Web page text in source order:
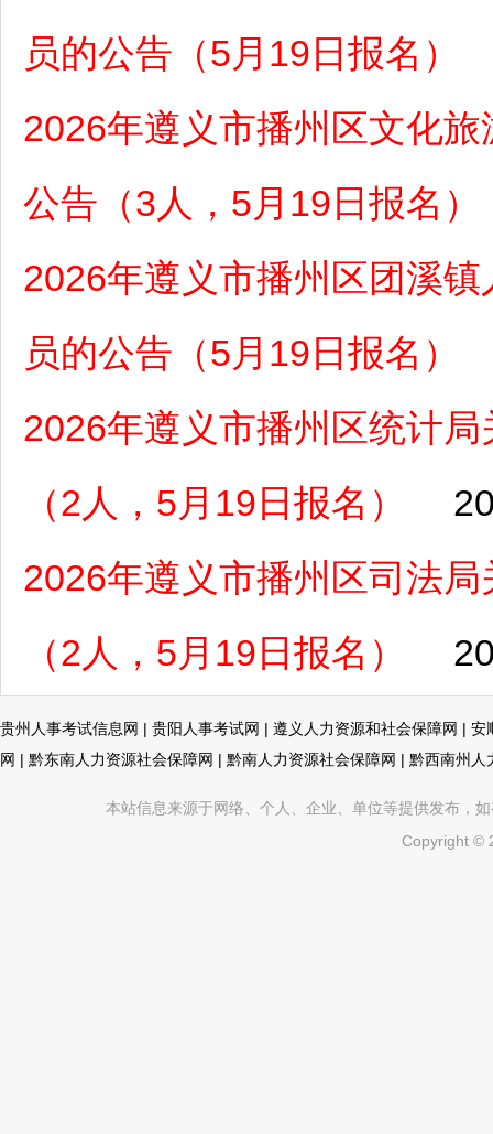
员的公告（5月19日报名）
2026年遵义市播州区文化
公告（3人，5月19日报名）
2026年遵义市播州区团溪
员的公告（5月19日报名）
2026年遵义市播州区统计
（2人，5月19日报名）
2026年遵义市播州区司法
（2人，5月19日报名）
贵州人事考试信息网 | 贵阳人事考试网 | 遵义人力资源和社会保障网 | 安
网 | 黔东南人力资源社会保障网 | 黔南人力资源社会保障网 | 黔西南州人
本站信息来源于网络、个人、企业、单位等提供发布，
Copyright ©